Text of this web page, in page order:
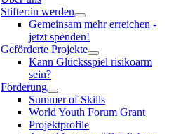
Stifter:in werden
Gemeinsam mehr erreichen -
jetzt spenden!
Geförderte Projekte
Kann Glücksspiel risikoarm
sein?
Förderung
Summer of Skills
World Youth Forum Grant
Projektprofile